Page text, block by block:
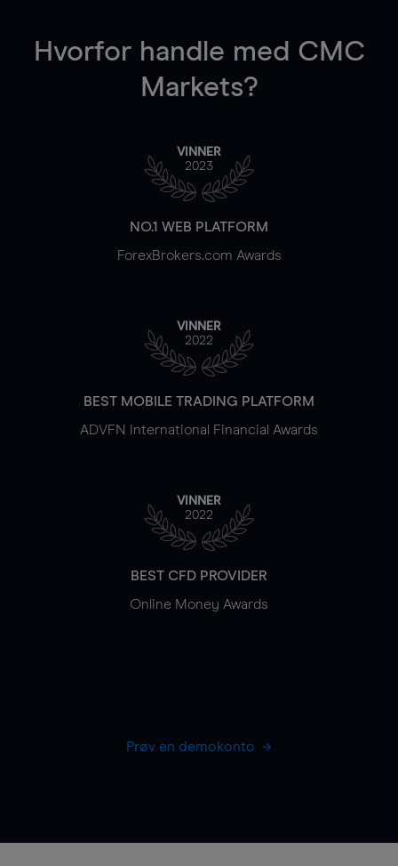
Hvorfor handle med CMC
Markets?
VINNER
2023
NO.1 WEB PLATFORM
ForexBrokers.com Awards
VINNER
2022
BEST MOBILE TRADING PLATFORM
ADVFN International Financial Awards
VINNER
2022
BEST CFD PROVIDER
Online Money Awards
Prøv en demokonto